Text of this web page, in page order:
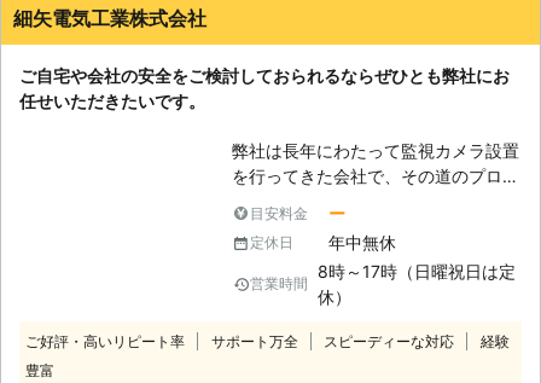
ります。これは一見すると監視カメラ
れと本物の監視カメラを併用すること
により、油断した相手を撮影すること
も可能です。どうぞダミーカメラもご
利用ください。
望に合った機器を提案させて頂き安心
細矢電気工業株式会社
ご自宅や会社の安全をご検討しておられるならぜひとも弊社にお
任せいただきたいです。
弊社は長年にわたって監視カメラ設置
を行ってきた会社で、その道のプロフ
す。しかも単なる監視カメラを設置す
るだけでなく、防犯知識に関しても熟
知しています。そのためお客様のお住
いの地域の状況や建物の形、人が潜め
る場所の有無などを見て、適切なとこ
ろに取り付けを行います。もちろんお
目安料金 ー
定休日 年中無休
営業時間
8時～17時（日曜祝日は定
休）
ご好評・高いリピート率 サポート万全 スピーディーな対応
経験
豊富